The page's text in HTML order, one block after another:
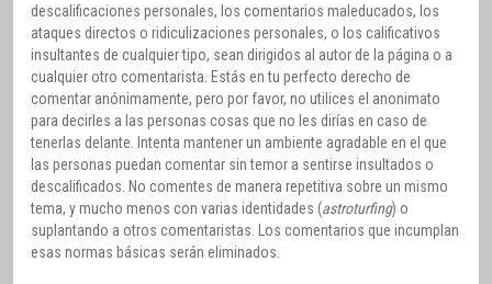
descalificaciones personales, los comentarios maleducados, los
ataques directos o ridiculizaciones personales, o los calificativos
insultantes de cualquier tipo, sean dirigidos al autor de la página o a
cualquier otro comentarista. Estás en tu perfecto derecho de
comentar anónimamente, pero por favor, no utilices el anonimato
para decirles a las personas cosas que no les dirías en caso de
tenerlas delante. Intenta mantener un ambiente agradable en el que
las personas puedan comentar sin temor a sentirse insultados o
descalificados. No comentes de manera repetitiva sobre un mismo
tema, y mucho menos con varias identidades (astroturfing) o
suplantando a otros comentaristas. Los comentarios que incumplan
esas normas básicas serán eliminados.